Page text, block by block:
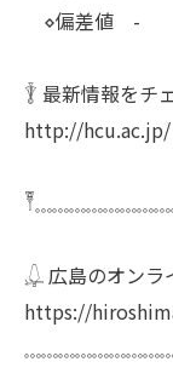
⋄偏差値 -
𓇊 最新情報をチ
http://hcu.ac.jp/
𓆮 広島のオンラ
https://